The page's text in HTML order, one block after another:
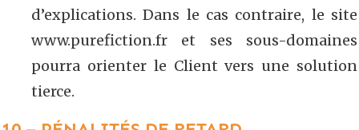
d’explications. Dans le cas contraire, le site
www.purefiction.fr et ses sous-domaines
pourra orienter le Client vers une solution
tierce.